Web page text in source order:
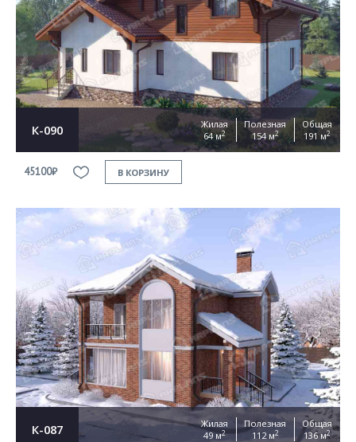
К-090
Жилая
64 м2
Полезная
154 м2
Общая
191 м2
45100₽ В КОРЗИНУ
К-087
Жилая
49 м2
Полезная
112 м2
Общая
136 м2